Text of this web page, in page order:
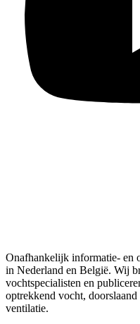
Onafhankelijk informatie- en
in Nederland en België. Wij
vochtspecialisten en
optrekkend vocht,
ventilatie.